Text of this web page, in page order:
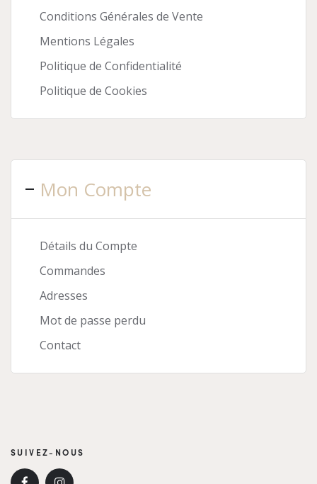
Conditions Générales de Vente
Mentions Légales
Politique de Confidentialité
Politique de Cookies
Mon Compte
Détails du Compte
Commandes
Adresses
Mot de passe perdu
Contact
SUIVEZ-NOUS